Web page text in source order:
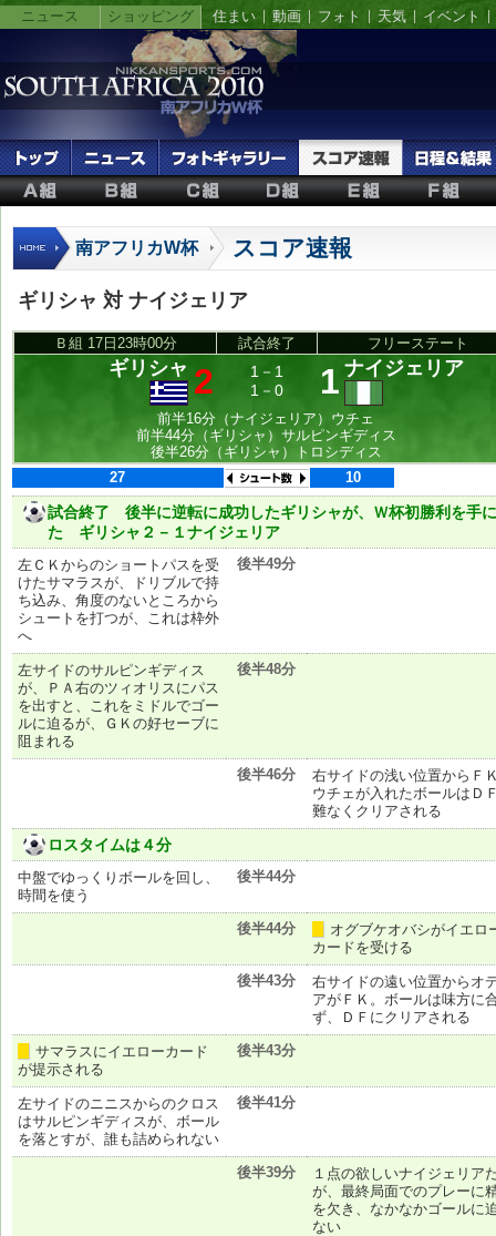
ニュース ショッピング 住まい 動画 フォト 天気 イベント
南アフリカW杯 スコア速報
ギリシャ 対 ナイジェリア
Ｂ組 17日23時00分 試合終了 フリーステート
ギリシャ 2
1－1
1－0
1 ナイジェリア
前半16分（ナイジェリア）ウチェ
前半44分（ギリシャ）サルピンギディス
後半26分（ギリシャ）トロシディス
27
10
試合終了 後半に逆転に成功したギリシャが、Ｗ杯初勝利を手
た ギリシャ２－１ナイジェリア
左ＣＫからのショートパスを受
けたサマラスが、ドリブルで持
ち込み、角度のないところから
シュートを打つが、これは枠外
へ
後半49分
左サイドのサルピンギディス
が、ＰＡ右のツィオリスにパス
を出すと、これをミドルでゴー
ルに迫るが、ＧＫの好セーブに
阻まれる
後半48分
後半46分
右サイドの浅い位置からＦ
ウチェが入れたボールはＤ
難なくクリアされる
ロスタイムは４分
中盤でゆっくりボールを回し、
時間を使う
後半44分
後半44分
オグブケオバシがイエロ
カードを受ける
後半43分
右サイドの遠い位置からオ
アがＦＫ。ボールは味方に
ず、ＤＦにクリアされる
サマラスにイエローカード
が提示される
後半43分
左サイドのニニスからのクロス
はサルピンギディスが、ボール
を落とすが、誰も詰められない
後半41分
後半39分
１点の欲しいナイジェリア
が、最終局面でのプレーに
を欠き、なかなかゴールに
ない